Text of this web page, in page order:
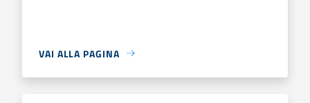
VAI ALLA PAGINA